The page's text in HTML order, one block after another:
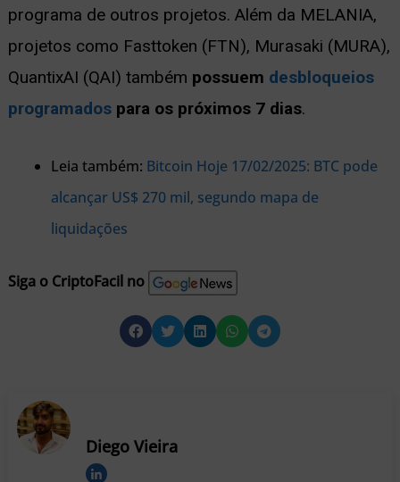
programa de outros projetos. Além da MELANIA,
projetos como Fasttoken (FTN), Murasaki (MURA),
QuantixAI (QAI) também possuem desbloqueios
programadospara os próximos 7 dias.
Leia também: Bitcoin Hoje 17/02/2025: BTC pode
alcançar US$ 270 mil, segundo mapa de
liquidações
Siga o CriptoFacil no
Diego Vieira